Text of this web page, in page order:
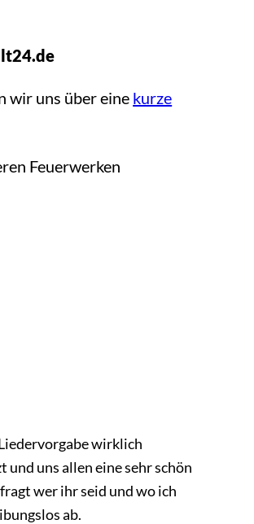
wir uns über eine kurze
Feuerwerken
wirklich
uns allen eine sehr schön
wer ihr seid und wo ich
ab.